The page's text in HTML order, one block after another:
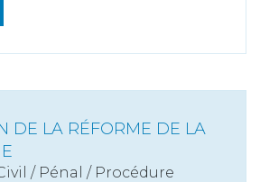
DE LA RÉFORME DE LA
/ Pénal / Procédure